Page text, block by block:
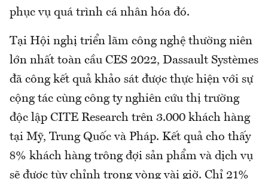
phục vụ quá trình cá nhân hóa đó.
Tại Hội nghị triển lãm công nghệ thường niên
lớn nhất toàn cầu CES 2022, Dassault Systèmes
đã công kết quả khảo sát được thực hiện với sự
cộng tác cùng công ty nghiên cứu thị trường
độc lập CITE Research trên 3.000 khách hàng
tại Mỹ, Trung Quốc và Pháp. Kết quả cho thấy
8% khách hàng trông đợi sản phẩm và dịch vụ
sẽ được tùy chỉnh trong vòng vài giờ. Chỉ 21%